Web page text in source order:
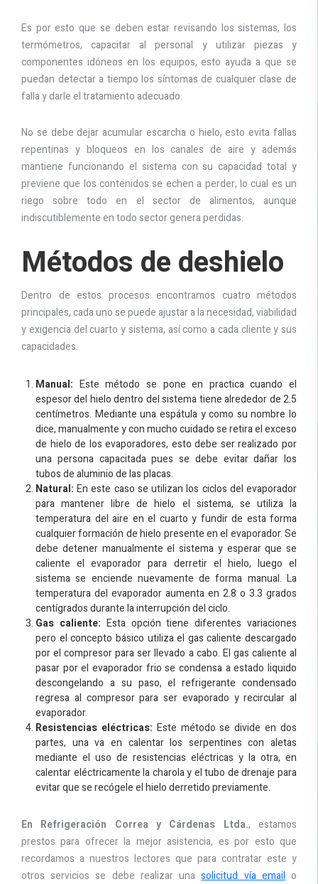
Es por esto que se deben estar revisando los sistemas, los
termómetros, capacitar al personal y utilizar piezas y
componentes idóneos en los equipos, esto ayuda a que se
puedan detectar a tiempo los síntomas de cualquier clase de
falla y darle el tratamiento adecuado.
No se debe dejar acumular escarcha o hielo, esto evita fallas
repentinas y bloqueos en los canales de aire y además
mantiene funcionando el sistema con su capacidad total y
previene que los contenidos se echen a perder, lo cual es un
riego sobre todo en el sector de alimentos, aunque
indiscutiblemente en todo sector genera perdidas.
Métodos de deshielo
Dentro de estos procesos encontramos cuatro métodos
principales, cada uno se puede ajustar a la necesidad, viabilidad
y exigencia del cuarto y sistema, así como a cada cliente y sus
capacidades.
Manual: Este método se pone en practica cuando el
espesor del hielo dentro del sistema tiene alrededor de 2.5
centímetros. Mediante una espátula y como su nombre lo
dice, manualmente y con mucho cuidado se retira el exceso
de hielo de los evaporadores, esto debe ser realizado por
una persona capacitada pues se debe evitar dañar los
tubos de aluminio de las placas.
Natural: En este caso se utilizan los ciclos del evaporador
para mantener libre de hielo el sistema, se utiliza la
temperatura del aire en el cuarto y fundir de esta forma
cualquier formación de hielo presente en el evaporador. Se
debe detener manualmente el sistema y esperar que se
caliente el evaporador para derretir el hielo, luego el
sistema se enciende nuevamente de forma manual. La
temperatura del evaporador aumenta en 2.8 o 3.3 grados
centígrados durante la interrupción del ciclo.
Gas caliente: Esta opción tiene diferentes variaciones
pero el concepto básico utiliza el gas caliente descargado
por el compresor para ser llevado a cabo. El gas caliente al
pasar por el evaporador frio se condensa a estado liquido
descongelando a su paso, el refrigerante condensado
regresa al compresor para ser evaporado y recircular al
evaporador.
Resistencias eléctricas: Este método se divide en dos
partes, una va en calentar los serpentines con aletas
mediante el uso de resistencias eléctricas y la otra, en
calentar eléctricamente la charola y el tubo de drenaje para
evitar que se recógele el hielo derretido previamente.
En Refrigeración Correa y Cárdenas Ltda., estamos
prestos para ofrecer la mejor asistencia, es por esto que
recordamos a nuestros lectores que para contratar este y
otros servicios se debe realizar unasolicitud vía email o